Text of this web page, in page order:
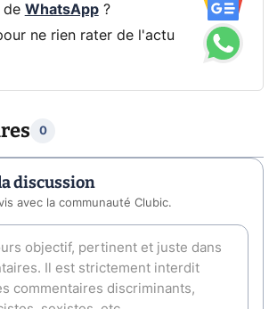
WhatsApp?
ne rien rater de l'actu
0
discussion
avec la communauté Clubic.